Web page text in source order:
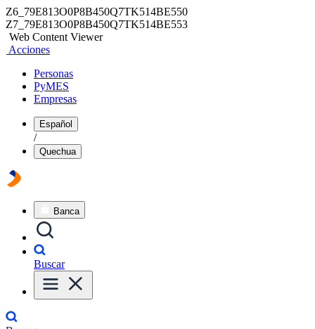
Z6_79E813O0P8B450Q7TK514BE550
Z7_79E813O0P8B450Q7TK514BE553
Web Content Viewer
Acciones
Personas
PyMES
Empresas
Español
/
Quechua
Banca
Buscar